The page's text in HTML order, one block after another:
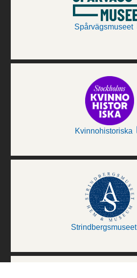
Spårvägsmuseet
Kvinnohistoriska
Strindbergsmuseet